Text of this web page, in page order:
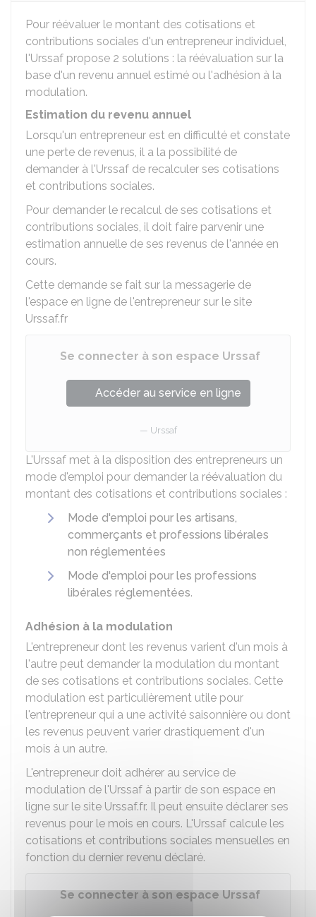
Pour réévaluer le montant des cotisations et
contributions sociales d'un entrepreneur individuel,
l'Urssaf propose 2 solutions : la réévaluation sur la
base d'un revenu annuel estimé ou l'adhésion à la
modulation.
Estimation du revenu annuel
Lorsqu'un entrepreneur est en difficulté et constate
une perte de revenus, il a la possibilité de
demander à l'Urssaf de recalculer ses cotisations
et contributions sociales.
Pour demander le recalcul de ses cotisations et
contributions sociales, il doit faire parvenir une
estimation annuelle de ses revenus de l'année en
cours.
Cette demande se fait sur la messagerie de
l'espace en ligne de l'entrepreneur sur le site
Urssaf.fr
Se connecter à son espace Urssaf
Accéder au service en ligne
Urssaf
L'Urssaf met à la disposition des entrepreneurs un
mode d'emploi pour demander la réévaluation du
montant des cotisations et contributions sociales :
Mode d'emploi pour les artisans,
commerçants et professions libérales
non réglementées
Mode d'emploi pour les professions
libérales réglementées.
Adhésion à la modulation
L'entrepreneur dont les revenus varient d'un mois à
l'autre peut demander la modulation du montant
de ses cotisations et contributions sociales. Cette
modulation est particulièrement utile pour
l'entrepreneur qui a une activité saisonnière ou dont
les revenus peuvent varier drastiquement d'un
mois à un autre.
L'entrepreneur doit adhérer au service de
modulation de l'Urssaf à partir de son espace en
ligne sur le site Urssaf.fr. Il peut ensuite déclarer ses
revenus pour le mois en cours. L'Urssaf calcule les
cotisations et contributions sociales mensuelles en
fonction du dernier revenu déclaré.
Se connecter à son espace Urssaf